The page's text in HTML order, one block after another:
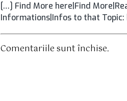
[…] Find More here|Find
Informations|Infos to that
Comentariile sunt închise.